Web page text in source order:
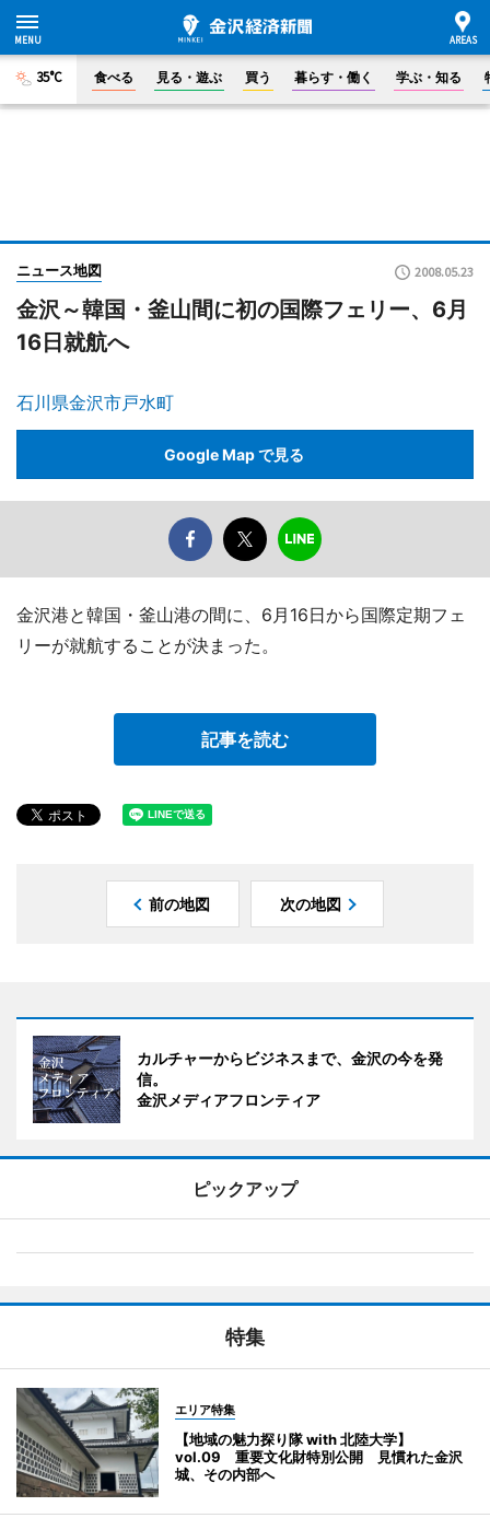
35°C 食べる 見る・遊ぶ 買う 暮らす・働く 学ぶ・知る
ニュース地図 2008.05.23
金沢～韓国・釜山間に初の国際フェリー、6月
16日就航へ
石川県金沢市戸水町
Google Map で見る
金沢港と韓国・釜山港の間に、6月16日から国際定期フェ
リーが就航することが決まった。
記事を読む
前の地図 次の地図
カルチャーからビジネスまで、金沢の今を発
信。
金沢メディアフロンティア
ピックアップ
特集
エリア特集
【地域の魅力探り隊 with 北陸大学】
vol.09 重要文化財特別公開 見慣れた金沢
城、その内部へ